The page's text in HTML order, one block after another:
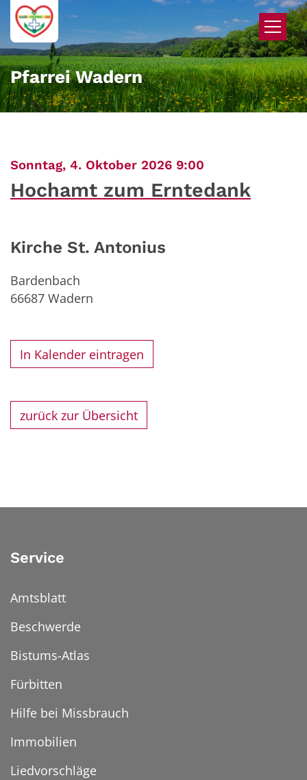
Zum Inhalt springen
Pfarrei Wadern
Sonntag, 4. Oktober 2026 9:00
Hochamt zum Erntedank
Kirche St. Antonius
Bardenbach
66687 Wadern
In Kalender eintragen
zurück zur Übersicht
Service
Amtsblatt
Beschwerde
Bistums-Atlas
Fürbitten
Hilfe bei Missbrauch
Immobilien
Liedvorschläge